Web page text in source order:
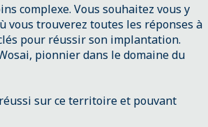
complexe. Vous souhaitez vous y
vous trouverez toutes les réponses à
pour réussir son implantation.
pionnier dans le domaine du
réussi sur ce territoire et pouvant